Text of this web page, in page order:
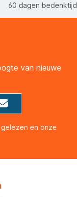
60 dagen bedenktijd
van nieuwe
en onze